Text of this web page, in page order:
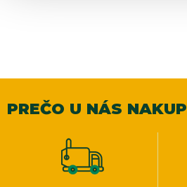
PREČO U NÁS